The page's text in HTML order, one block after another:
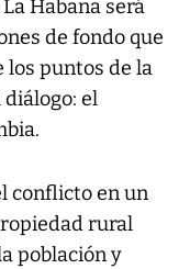
Habana será
de fondo que
los puntos de la
diálogo: el
conflicto en un
rural
población y